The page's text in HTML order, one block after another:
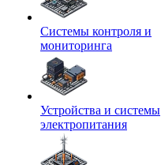
Системы контроля и
мониторинга
Устройства и системы
электропитания